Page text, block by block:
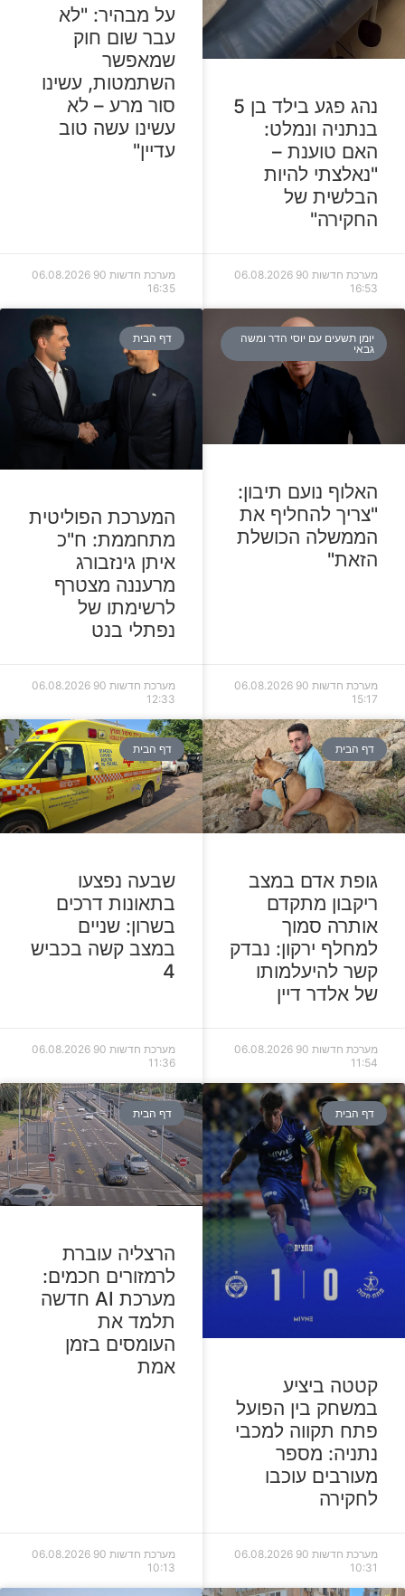
נהג פגע בילד בן 5
בנתניה ונמלט:
האם טוענת –
"נאלצתי להיות
הבלשית של
החקירה"
מערכת חדשות 90
06.08.2026
16:53
על מבהיר: "לא
עבר שום חוק
שמאפשר
השתמטות, עשינו
סור מרע – לא
עשינו עשה טוב
עדיין"
מערכת חדשות 90
06.08.2026
16:35
יומן תשעים עם יוסי הדר ומשה
גבאי
האלוף נועם תיבון:
"צריך להחליף את
הממשלה הכושלת
הזאת"
מערכת חדשות 90
06.08.2026
15:17
דף הבית
המערכת הפוליטית
מתחממת: ח"כ
איתן גינזבורג
מרעננה מצטרף
לרשימתו של
נפתלי בנט
מערכת חדשות 90
06.08.2026
12:33
דף הבית
גופת אדם במצב
ריקבון מתקדם
אותרה סמוך
למחלף ירקון: נבדק
קשר להיעלמותו
של אלדר דיין
מערכת חדשות 90
06.08.2026
11:54
דף הבית
שבעה נפצעו
בתאונות דרכים
בשרון: שניים
במצב קשה בכביש
4
מערכת חדשות 90
06.08.2026
11:36
דף הבית
קטטה ביציע
במשחק בין הפועל
פתח תקווה למכבי
נתניה: מספר
מעורבים עוכבו
לחקירה
מערכת חדשות 90
06.08.2026
10:31
דף הבית
הרצליה עוברת
לרמזורים חכמים:
מערכת AI חדשה
תלמד את
העומסים בזמן
אמת
מערכת חדשות 90
06.08.2026
10:13